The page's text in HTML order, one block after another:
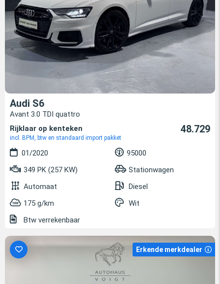
Audi S6
Avant 3.0 TDI quattro
Rijklaar op kenteken
incl. BPM, btw en standaard import pakket
48.729
01/2020
95000
349 PK (257 KW)
Stationwagen
Automaat
Diesel
175 g/km
Wit
Btw verrekenbaar
Erkende merkdealer